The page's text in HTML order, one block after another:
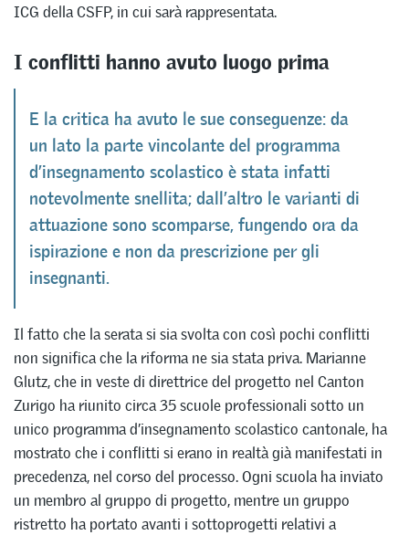
ICG della CSFP, in cui sarà rappresentata.
I conflitti hanno avuto luogo prima
E la critica ha avuto le sue conseguenze: da
un lato la parte vincolante del programma
d’insegnamento scolastico è stata infatti
notevolmente snellita; dall’altro le varianti di
attuazione sono scomparse, fungendo ora da
ispirazione e non da prescrizione per gli
insegnanti.
Il fatto che la serata si sia svolta con così pochi conflitti
non significa che la riforma ne sia stata priva. Marianne
Glutz, che in veste di direttrice del progetto nel Canton
Zurigo ha riunito circa 35 scuole professionali sotto un
unico programma d’insegnamento scolastico cantonale, ha
mostrato che i conflitti si erano in realtà già manifestati in
precedenza, nel corso del processo. Ogni scuola ha inviato
un membro al gruppo di progetto, mentre un gruppo
ristretto ha portato avanti i sottoprogetti relativi a